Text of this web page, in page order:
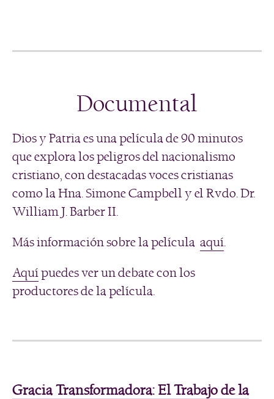
Documental
Dios y Patria es una película de 90 minutos
que explora los peligros del nacionalismo
cristiano, con destacadas voces cristianas
como la Hna. Simone Campbell y el Rvdo. Dr.
William J. Barber II.
Más información sobre la película aquí.
Aquípuedes ver un debate con los
productores de la película.
Gracia Transformadora: El Trabajo de la